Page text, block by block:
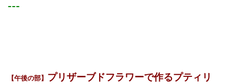
---
【午後の部】 プリザーブドフラワーで作るプティリ